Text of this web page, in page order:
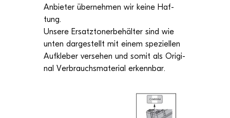
Anbie­ter über­neh­men wir keine Haf­
tung.
Unsere Ersatz­to­ner­be­häl­ter sind wie
unten dar­ge­stellt mit einem spe­zi­el­len
Auf­kle­ber ver­se­hen und somit als Ori­gi­
nal Ver­brauchs­ma­te­rial erkennbar.